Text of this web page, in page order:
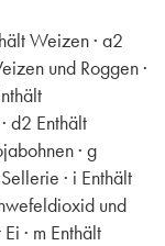
Weizen · a2
und Roggen ·
d2 Enthält
· g
· i Enthält
und
· m Enthält